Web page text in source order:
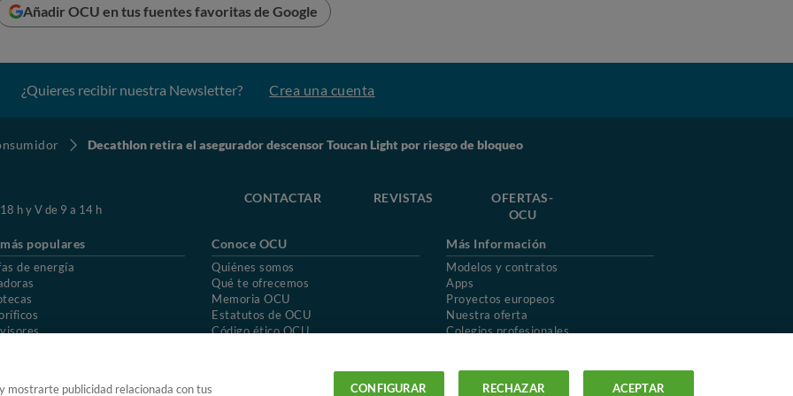
Añadir OCU en tus fuentes favoritas de Google
¿Quieres recibir nuestra Newsletter? Crea una cuenta
Decathlon retira el asegurador descensor Toucan Light por riesgo de bloqueo
h y V de 9 a 14 h
CONTACTAR REVISTAS
OFERTAS-
OCU
populares
de energía
Conoce OCU
Quiénes somos
Qué te ofrecemos
Memoria OCU
Estatutos de OCU
Código ético OCU
Más Información
Modelos y contratos
Apps
Proyectos europeos
Nuestra oferta
Colegios profesionales
Uso del nombre y de los signos de OCU
mostrarte publicidad relacionada con tus CONFIGURAR RECHAZAR ACEPTAR